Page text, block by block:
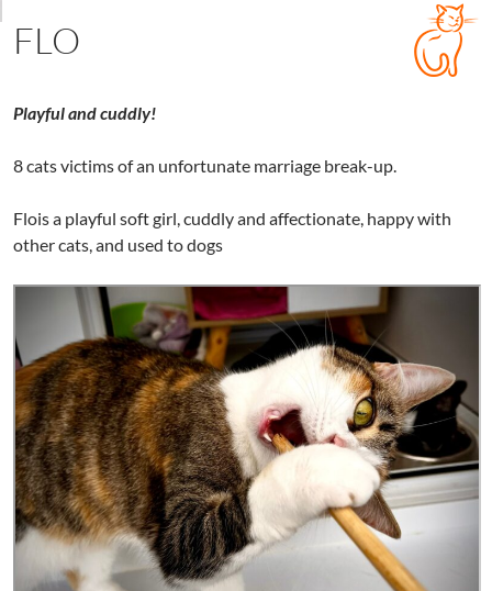
FLO
Playful and cuddly!
8 cats victims of an unfortunate marriage break-up.
Flois a playful soft girl, cuddly and affectionate, happy with
other cats, and used to dogs